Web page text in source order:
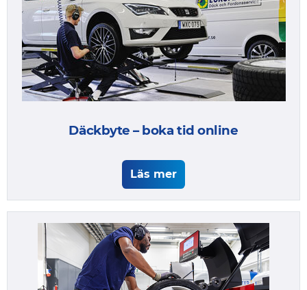
Däckbyte – boka tid online
Läs mer